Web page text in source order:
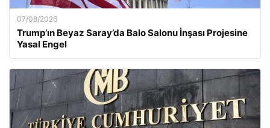
07/08/2026
Trump’ın Beyaz Saray’da Balo Salonu İnşası Projesine
Yasal Engel